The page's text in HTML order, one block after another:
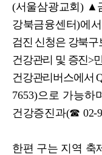
(서울삼광교회) ▲
강북금융센터)에
검진 신청은 강북구
건강관리 및 증진>
건강관리버스에서
7653)으로 가능하
건강증진과(☎ 02-
한편 구는 지역 축제